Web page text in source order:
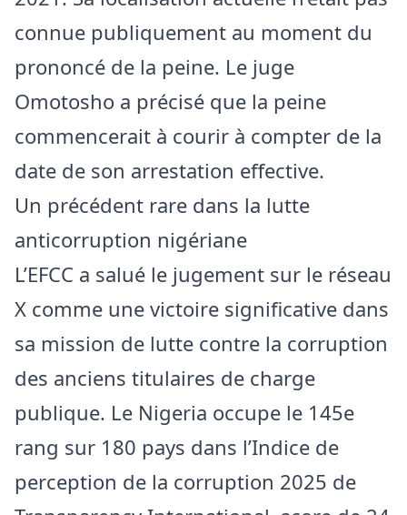
connue publiquement au moment du
prononcé de la peine. Le juge
Omotosho a précisé que la peine
commencerait à courir à compter de la
date de son arrestation effective.
Un précédent rare dans la lutte
anticorruption nigériane
L’EFCC a salué le jugement sur le réseau
X comme une victoire significative dans
sa mission de lutte contre la corruption
des anciens titulaires de charge
publique. Le Nigeria occupe le 145e
rang sur 180 pays dans l’Indice de
perception de la corruption 2025 de